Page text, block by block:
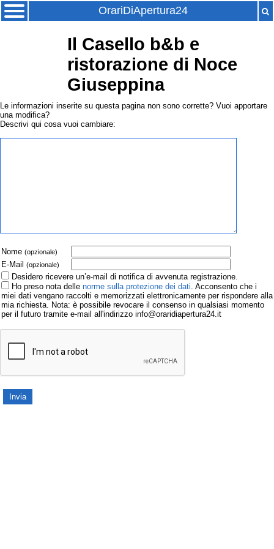
OrariDiApertura24
Il Casello b&b e
ristorazione di Noce
Giuseppina
Le informazioni inserite su questa pagina non sono corrette? Vuoi apportare
una modifica?
Descrivi qui cosa vuoi cambiare:
Nome (opzionale)
E-Mail (opzionale)
Desidero ricevere un’e-mail di notifica di avvenuta registrazione.
Ho preso nota delle norme sulla protezione dei dati. Acconsento che i
miei dati vengano raccolti e memorizzati elettronicamente per rispondere alla
mia richiesta. Nota: è possibile revocare il consenso in qualsiasi momento
per il futuro tramite e-mail all'indirizzo info@oraridiapertura24.it